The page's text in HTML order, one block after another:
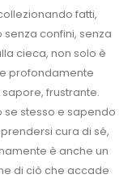
fatti,
confini, senza
cieca, non solo è
profondamente
frustrante.
se stesso e sapendo
cura di sé,
è anche un
di ciò che accade